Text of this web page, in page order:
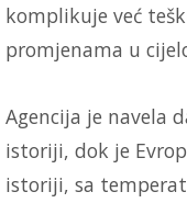
komplikuje već
promjenama u
Agencija je navela
istoriji, dok je
istoriji, sa